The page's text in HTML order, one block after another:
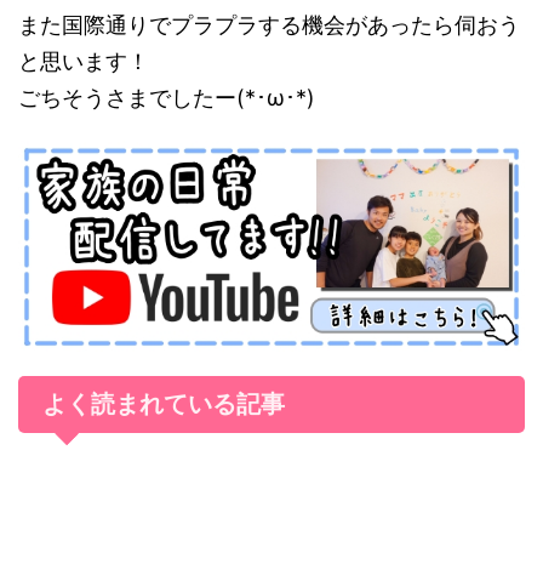
また国際通りでプラプラする機会があったら伺おう
と思います！
ごちそうさまでしたー(*･ω･*)
よく読まれている記事